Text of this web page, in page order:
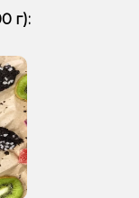
г):